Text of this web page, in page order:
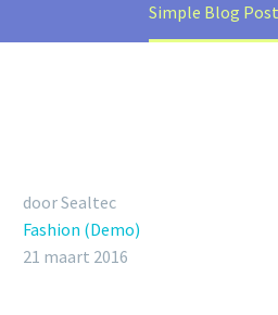
Simple Blog
door Sealtec
Fashion (Demo)
21 maart 2016